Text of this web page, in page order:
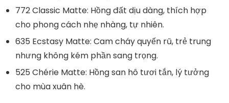
772 Classic Matte: Hồng đất dịu dàng, thích hợp
cho phong cách nhẹ nhàng, tự nhiên.
635 Ecstasy Matte: Cam cháy quyến rũ, trẻ trung
nhưng không kém phần sang trọng.
525 Chérie Matte: Hồng san hô tươi tắn, lý tưởng
cho mùa xuân hè.